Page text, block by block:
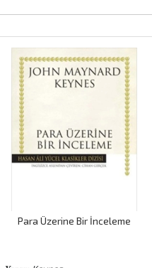
Para Üzerine Bir İnceleme